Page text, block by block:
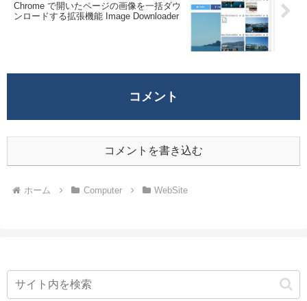
Chrome で開いたページの画像を一括ダウ
ンロードする拡張機能 Image Downloader
コメント
コメントを書き込む
ホーム Computer WebSite